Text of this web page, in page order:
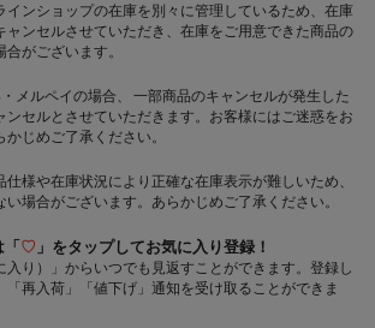
ンショップの在庫を別々に管理しているため、在庫
ャンセルさせていただき、在庫をご用意できた商品の
がございます。
メルペイの場合、 一部商品のキャンセルが発生した
ンセルとさせていただきます。お客様にはご迷惑をお
じめご了承ください。
様や在庫状況により正確な在庫表示が難しいため、
場合がございます。あらかじめご了承ください。
「♡ 」をタップしてお気に入り登録！
り）」からいつでも見返すことができます。登録し
「再入荷」「値下げ」通知を受け取ることができま